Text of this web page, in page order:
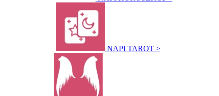
NAPI TAROT >